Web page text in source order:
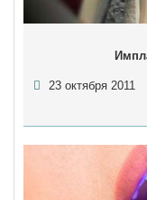
23 октября 2011